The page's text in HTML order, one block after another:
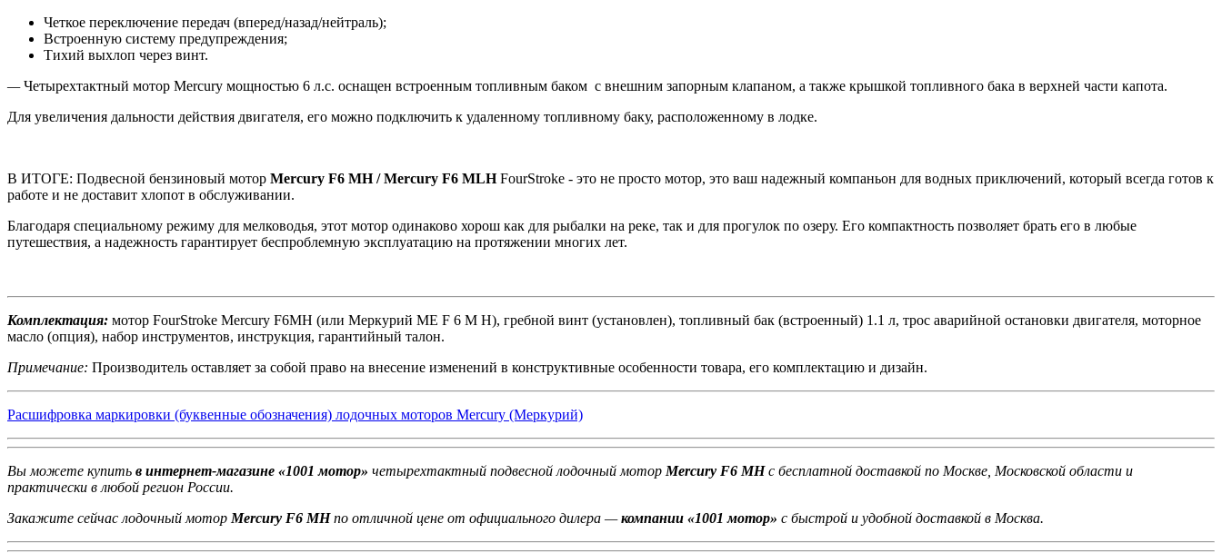
Четкое переключение передач (вперед/назад/нейтраль);
Встроенную систему предупреждения;
Тихий выхлоп через винт.
—Четырехтактный мотор Mercury мощностью 6 л.с. оснащен встроенным топливным баком с внешним запорным клапаном, а также крышкой топливного бака в верхней части капота.
Для увеличения дальности действия двигателя, его можно подключить к удаленному топливному баку, расположенному в лодке.
В ИТОГЕ: Подвесной бензиновый мотор Mercury F6 MH / Mercury F6 MLHFourStroke - это не просто мотор, это ваш надежный компаньон для водных приключений, который всегда готов к
работе и не доставит хлопот в обслуживании.
Благодаря специальному режиму для мелководья, этот мотор одинаково хорош как для рыбалки на реке, так и для прогулок по озеру. Его компактность позволяет брать его в любые
путешествия, а надежность гарантирует беспроблемную эксплуатацию на протяжении многих лет.
Комплектация: мотор FourStroke Mercury F6MH (или Меркурий ME F 6 M H), гребной винт (установлен), топливный бак (встроенный) 1.1 л, трос аварийной остановки двигателя, моторное
масло (опция), набор инструментов, инструкция, гарантийный талон.
Примечание: Производитель оставляет за собой право на внесение изменений в конструктивные особенности товара, его комплектацию и дизайн.
Расшифровка маркировки (буквенные обозначения) лодочных моторов Mercury (Меркурий)
Вы можете купить в интернет-магазине «1001 мотор» четырехтактный подвесной лодочный мотор Mercury F6 MHс бесплатной доставкой по Москве, Московской области и
практически в любой регион России.
Закажите сейчас лодочный мотор Mercury F6 MHпо отличной цене от официального дилера —компании «1001 мотор» с быстрой и удобной доставкой в Москва.